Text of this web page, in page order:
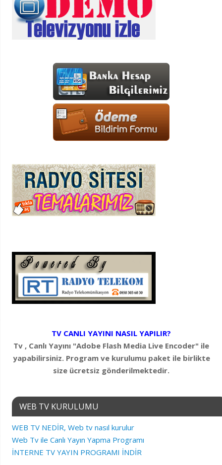
TV CANLI YAYINI NASIL YAPILIR?
Tv , Canlı Yayını "Adobe Flash Media Live Encoder" ile
yapabilirsiniz. Program ve kurulumu paket ile birlikte
size ücretsiz gönderilmektedir.
WEB TV KURULUMU
WEB TV NEDİR, Web tv nasıl kurulur
Web Tv ile Canlı Yayın Yapma Programı
İNTERNE TV YAYIN PROGRAMI İNDİR